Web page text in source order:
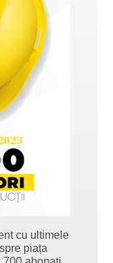
cu ultimele
piața